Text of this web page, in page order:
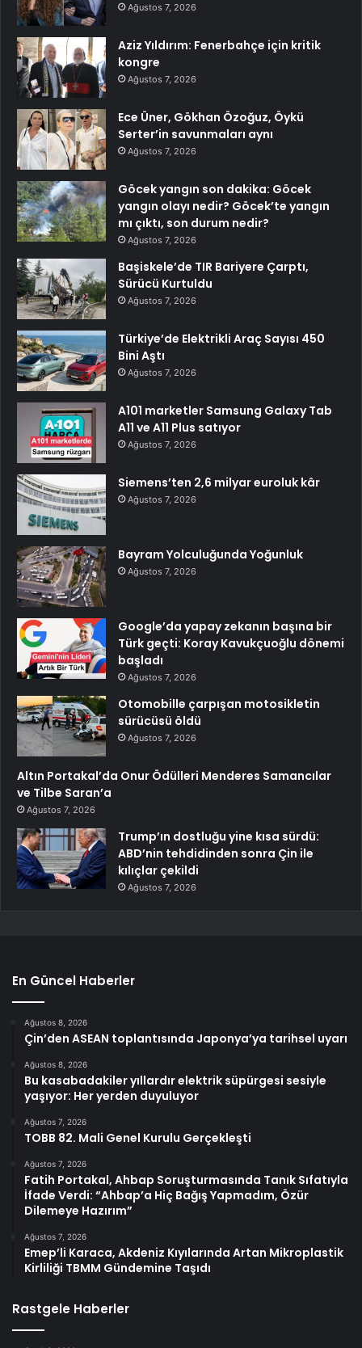
Ağustos 7, 2026
Aziz Yıldırım: Fenerbahçe için kritik
kongre
Ağustos 7, 2026
Ece Üner, Gökhan Özoğuz, Öykü
Serter’in savunmaları aynı
Ağustos 7, 2026
Göcek yangın son dakika: Göcek
yangın olayı nedir? Göcek’te yangın
mı çıktı, son durum nedir?
Ağustos 7, 2026
Başiskele’de TIR Bariyere Çarptı,
Sürücü Kurtuldu
Ağustos 7, 2026
Türkiye’de Elektrikli Araç Sayısı 450
Bini Aştı
Ağustos 7, 2026
A101 marketler Samsung Galaxy Tab
A11 ve A11 Plus satıyor
Ağustos 7, 2026
Siemens’ten 2,6 milyar euroluk kâr
Ağustos 7, 2026
Bayram Yolculuğunda Yoğunluk
Ağustos 7, 2026
Google’da yapay zekanın başına bir
Türk geçti: Koray Kavukçuoğlu dönemi
başladı
Ağustos 7, 2026
Otomobille çarpışan motosikletin
sürücüsü öldü
Ağustos 7, 2026
Altın Portakal’da Onur Ödülleri Menderes Samancılar
ve Tilbe Saran’a
Ağustos 7, 2026
Trump’ın dostluğu yine kısa sürdü:
ABD’nin tehdidinden sonra Çin ile
kılıçlar çekildi
Ağustos 7, 2026
En Güncel Haberler
Ağustos 8, 2026
Çin’den ASEAN toplantısında Japonya’ya tarihsel uyarı
Ağustos 8, 2026
Bu kasabadakiler yıllardır elektrik süpürgesi sesiyle
yaşıyor: Her yerden duyuluyor
Ağustos 7, 2026
TOBB 82. Mali Genel Kurulu Gerçekleşti
Ağustos 7, 2026
Fatih Portakal, Ahbap Soruşturmasında Tanık Sıfatıyla
İfade Verdi: “Ahbap’a Hiç Bağış Yapmadım, Özür
Dilemeye Hazırım”
Ağustos 7, 2026
Emep’li Karaca, Akdeniz Kıyılarında Artan Mikroplastik
Kirliliği TBMM Gündemine Taşıdı
Rastgele Haberler